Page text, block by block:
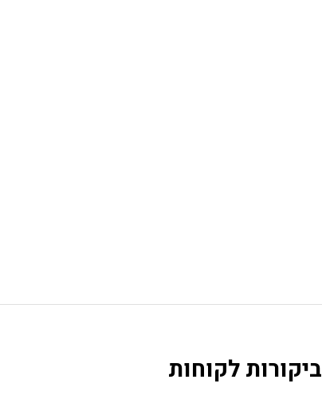
ביקורות לקוחות